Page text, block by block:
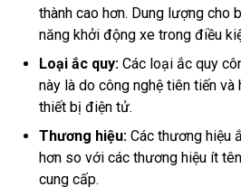
thành cao hơn. Dung lượng cho
năng khởi động xe trong điều
Loại ắc quy: Các loại ắc quy
này là do công nghệ tiên tiến
thiết bị điện tử.
Thương hiệu: Các thương hiệu
hơn so với các thương hiệu ít
cung cấp.